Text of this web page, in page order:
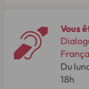
Vous
Du
18h